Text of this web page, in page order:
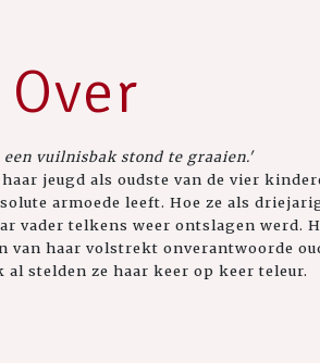
Over
vuilnisbak stond te graaien.'
jeugd als oudste van de vier
armoede leeft. Hoe ze als
vader telkens weer ontslagen werd.
van haar volstrekt onverantwoorde
stelden ze haar keer op keer teleur.